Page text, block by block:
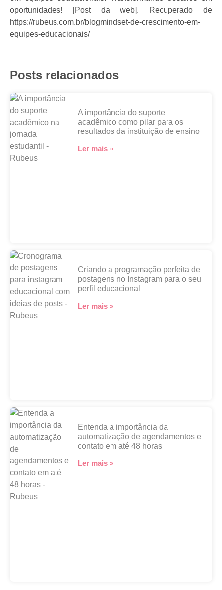
oportunidades! [Post da web]. Recuperado de
https://rubeus.com.br/blogmindset-de-crescimento-em-
equipes-educacionais/
Posts relacionados
A importância do suporte
acadêmico como pilar para os
resultados da instituição de ensino
Ler mais »
Criando a programação perfeita de
postagens no Instagram para o seu
perfil educacional
Ler mais »
Entenda a importância da
automatização de agendamentos e
contato em até 48 horas
Ler mais »